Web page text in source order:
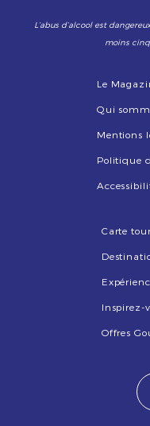
L’abus d’alcool est
moins
Le
Qui
Mentions
Politique
Carte
Inspirez-
Offres